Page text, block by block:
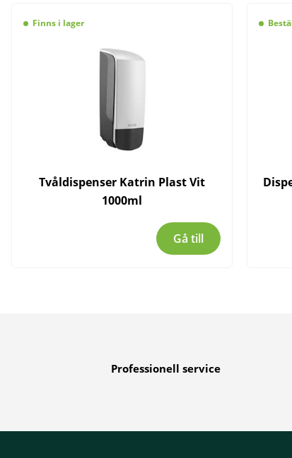
Finns i lager
Tvåldispenser Katrin Plast Vit
1000ml
Gå till
Professionell service